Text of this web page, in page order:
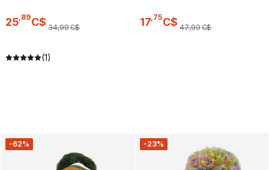
25 89C$ 34,99C$
(1)
17 75C$ 47,99C$
-62% -23%